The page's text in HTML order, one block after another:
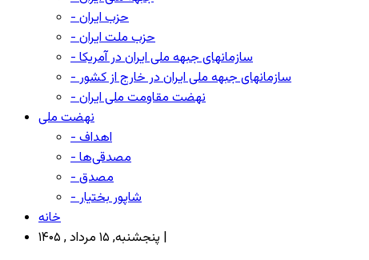
- حزب ایران
- حزب ملت ایران
- سازمانهای جبهه ملی ایران در آمریکا
- سازمانهای جبهه ملی ایران در خارج از کشور
- نهضت مقاومت ملی ایران
نهضت ملی
- اهداف
- مصدقی‌ها
- مصدق
- شاپور بختیار
خانه
پنجشنبه, ۱۵ مرداد , ۱۴۰۵ |